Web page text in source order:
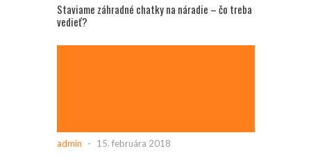
Staviame záhradné chatky na náradie – čo treba
vedieť?
admin - 15. februára 2018